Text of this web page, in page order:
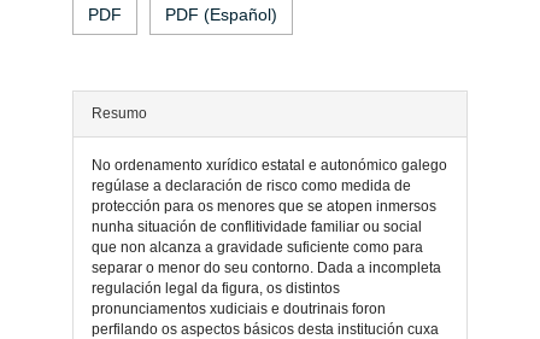
do
artigo
PDF PDF (Español)
Resumo
No ordenamento xurídico estatal e autonómico galego
regúlase a declaración de risco como medida de
protección para os menores que se atopen inmersos
nunha situación de conflitividade familiar ou social
que non alcanza a gravidade suficiente como para
separar o menor do seu contorno. Dada a incompleta
regulación legal da figura, os distintos
pronunciamentos xudiciais e doutrinais foron
perfilando os aspectos básicos desta institución cuxa